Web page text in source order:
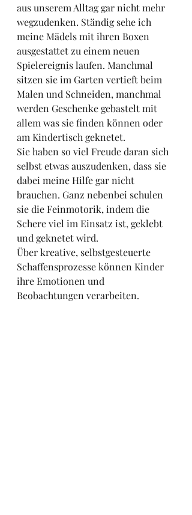
aus unserem Alltag gar nicht mehr
wegzudenken. Ständig sehe ich
meine Mädels mit ihren Boxen
ausgestattet zu einem neuen
Spielereignis laufen. Manchmal
sitzen sie im Garten vertieft beim
Malen und Schneiden, manchmal
werden Geschenke gebastelt mit
allem was sie finden können oder
am Kindertisch geknetet.
Sie haben so viel Freude daran sich
selbst etwas auszudenken, dass sie
dabei meine Hilfe gar nicht
brauchen. Ganz nebenbei schulen
sie die Feinmotorik, indem die
Schere viel im Einsatz ist, geklebt
und geknetet wird.
Über kreative, selbstgesteuerte
Schaffensprozesse können Kinder
ihre Emotionen und
Beobachtungen verarbeiten.